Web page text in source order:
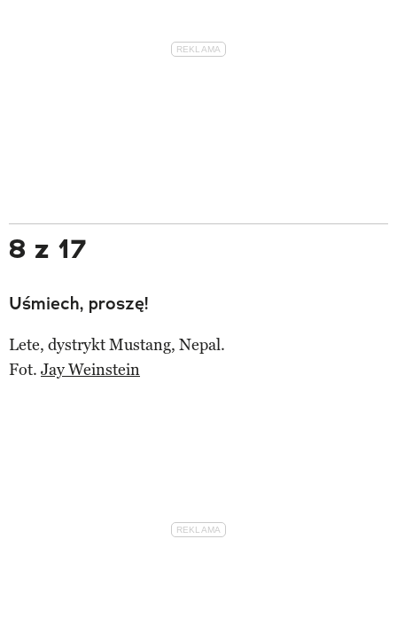
8 z 17
Uśmiech, proszę!
Lete, dystrykt Mustang, Nepal.
Fot. Jay Weinstein